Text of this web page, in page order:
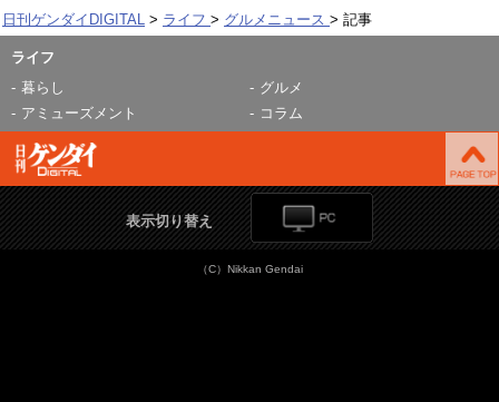
日刊ゲンダイDIGITAL ライフ グルメニュース 記事
ライフ
暮らし
グルメ
アミューズメント
コラム
表示切り替え
（C）Nikkan Gendai